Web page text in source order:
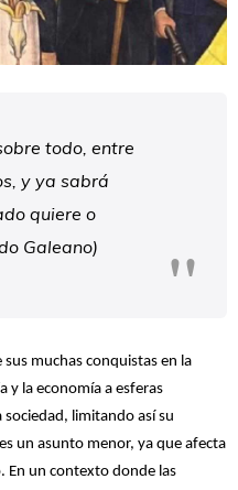
todo, entre
y ya sabrá
quiere o
Galeano)
muchas conquistas en la
y la economía a esferas
limitando así su
un asunto menor, ya que afecta
En un contexto donde las